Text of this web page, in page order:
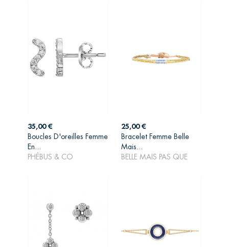
Prix
35,00 €
Boucles D'oreilles Femme
En...
PHÉBUS & CO
AJOUTER AU
Prix
25,00 €
Bracelet Femme Belle
Mais...
BELLE MAIS PAS QUE
AJOUTER AU